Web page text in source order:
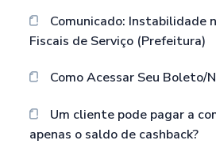
Comunicado: Instabilidade
Fiscais de Serviço (Prefeitura)
Como Acessar Seu Boleto/
Um cliente pode pagar a
apenas o saldo de cashback?